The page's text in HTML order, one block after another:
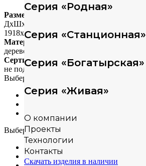
Серия «Родная»
Серия «Станционная»
Серия «Богатырская»
Серия «Живая»
О компании
Проекты
Технологии
Контакты
Скачать изделия в наличии
Размеры
ДхШхВ (мм)
1918х694х883
Материал
дерево+металл
Сертификация
не подлежит сертификации
Выберите материал
сосна
-
Выберите способ монтажа
на бетонную плиту
в грунт